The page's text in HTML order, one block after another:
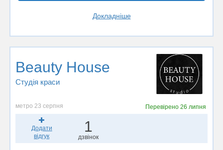
Докладніше
Beauty House
Студія краси
метро 23 серпня Перевірено 26 липня
Додати
відгук
1
дзвінок